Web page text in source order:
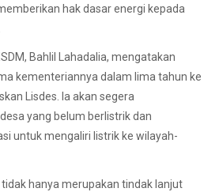
hak dasar energi kepada
Bahlil Lahadalia, mengatakan
kementeriannya dalam lima tahun ke
Lisdes. Ia akan segera
yang belum berlistrik dan
untuk mengaliri listrik ke wilayah-
hanya merupakan tindak lanjut